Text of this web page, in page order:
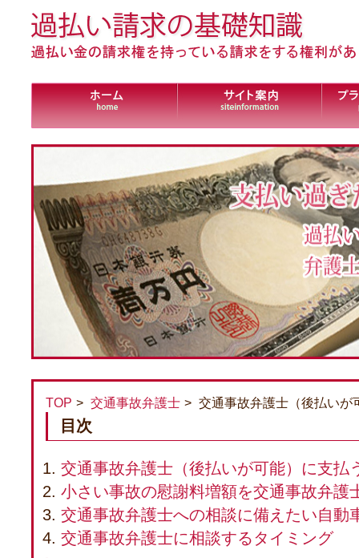
TOP 交通事故弁護士 交通事故弁護士（後払いが
目次
交通事故弁護士（後払いが可能）に支払
小さい事故の慰謝料増額を交通事故弁護
交通事故弁護士への相談に備えたい自動
交通事故弁護士に相談するタイミング